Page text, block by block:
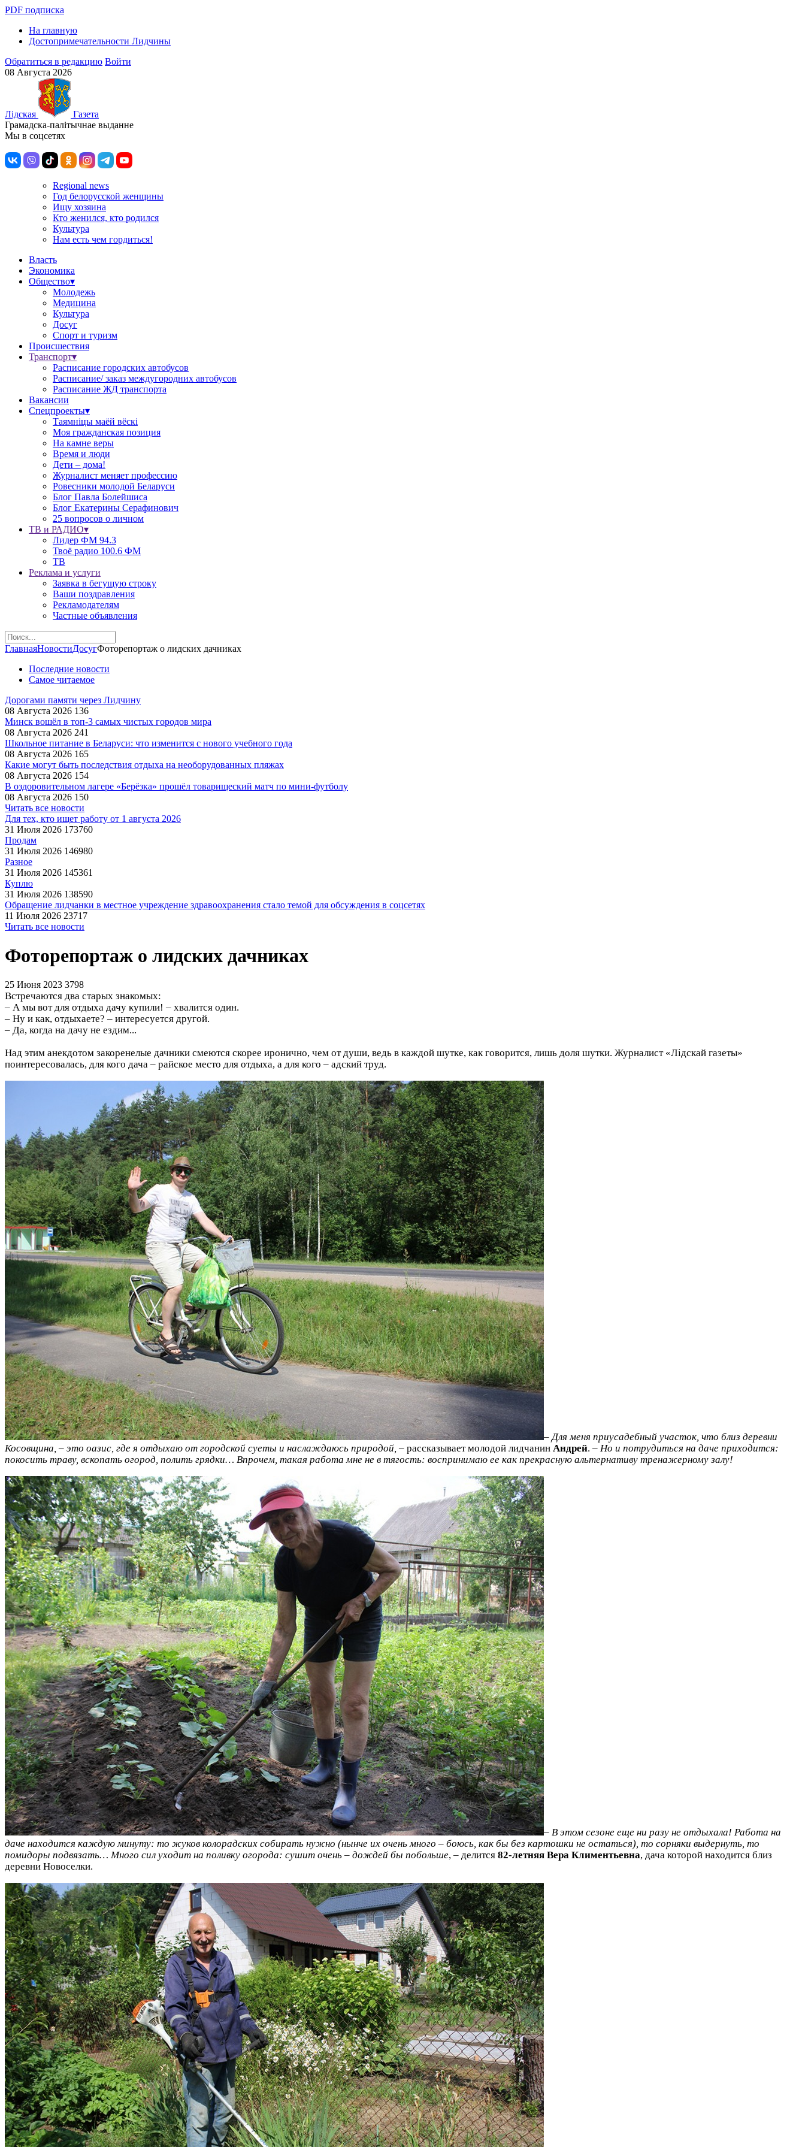
PDF подписка
На главную
Достопримечательности Лидчины
Обратиться в редакцию Войти
08 Августа 2026
Лiдская
Газета
Грамадска-палiтычнае выданне
Мы в соцсетях
Regional news
Год белорусской женщины
Ищу хозяина
Кто женился, кто родился
Культура
Нам есть чем гордиться!
Власть
Экономика
Общество▾
Молодежь
Медицина
Культура
Досуг
Спорт и туризм
Происшествия
Транспорт▾
Расписание городских автобусов
Расписание/ заказ междугородних автобусов
Расписание ЖД транспорта
Вакансии
Спецпроекты▾
Таямніцы маёй вёскі
Моя гражданская позиция
На камне веры
Время и люди
Дети – дома!
Журналист меняет профессию
Ровесники молодой Беларуси
Блог Павла Болейшиса
Блог Екатерины Серафинович
25 вопросов о личном
ТВ и РАДИО▾
Лидер ФМ 94.3
Твоё радио 100.6 ФМ
ТВ
Реклама и услуги
Заявка в бегущую строку
Ваши поздравления
Рекламодателям
Частные объявления
ГлавнаяНовостиДосугФоторепортаж о лидских дачниках
Последние новости
Самое читаемое
Дорогами памяти через Лидчину
08 Августа 2026 136
Минск вошёл в топ-3 самых чистых городов мира
08 Августа 2026 241
Школьное питание в Беларуси: что изменится с нового учебного года
08 Августа 2026 165
Какие могут быть последствия отдыха на необорудованных пляжах
08 Августа 2026 154
В оздоровительном лагере «Берёзка» прошёл товарищеский матч по мини-футболу
08 Августа 2026 150
Читать все новости
Для тех, кто ищет работу от 1 августа 2026
31 Июля 2026 173760
Продам
31 Июля 2026 146980
Разное
31 Июля 2026 145361
Куплю
31 Июля 2026 138590
Обращение лидчанки в местное учреждение здравоохранения стало темой для обсуждения в соцсетях
11 Июля 2026 23717
Читать все новости
Фоторепортаж о лидских дачниках
25 Июня 2023 3798
Встречаются два старых знакомых:
– А мы вот для отдыха дачу купили! – хвалится один.
– Ну и как, отдыхаете? – интересуется другой.
– Да, когда на дачу не ездим...
Над этим анекдотом закоренелые дачники смеются скорее иронично, чем от души, ведь в каждой шутке, как говорится, лишь доля шутки. Журналист «Лідскай газеты»
поинтересовалась, для кого дача – райское место для отдыха, а для кого – адский труд.
–Для меня приусадебный участок, что близ деревни
Косовщина, – это оазис, где я отдыхаю от городской суеты и наслаждаюсь природой, – рассказывает молодой лидчанин Андрей. – Но и потрудиться на даче приходится:
покосить траву, вскопать огород, полить грядки… Впрочем, такая работа мне не в тягость: воспринимаю ее как прекрасную альтернативу тренажерному залу!
– В этом сезоне еще ни разу не отдыхала! Работа на
даче находится каждую минуту: то жуков колорадских собирать нужно (нынче их очень много – боюсь, как бы без картошки не остаться), то сорняки выдернуть, то
помидоры подвязать… Много сил уходит на поливку огорода: сушит очень – дождей бы побольше, – делится 82-летняя Вера Климентьевна, дача которой находится близ
деревни Новоселки.